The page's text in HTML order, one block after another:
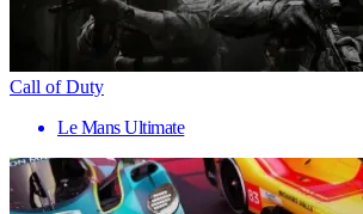
Call of Duty
Le Mans Ultimate